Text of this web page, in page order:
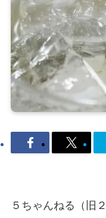
５ちゃんねる（旧